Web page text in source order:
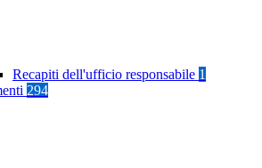
Recapiti dell'ufficio responsabile 1
294